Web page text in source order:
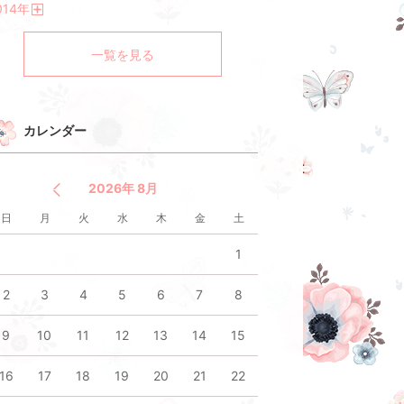
年
一覧を見る
カレンダー
2026年 8月
日 月 火 水 木 金 土
1
2 3 4 5 6 7 8
9 10 11 12 13 14 15
17 18 19 20 21 22